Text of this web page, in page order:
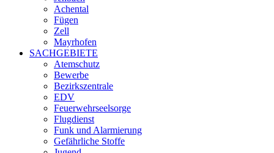
Achental
Fügen
Zell
Mayrhofen
SACHGEBIETE
Atemschutz
Bewerbe
Bezirkszentrale
EDV
Feuerwehrseelsorge
Flugdienst
Funk und Alarmierung
Gefährliche Stoffe